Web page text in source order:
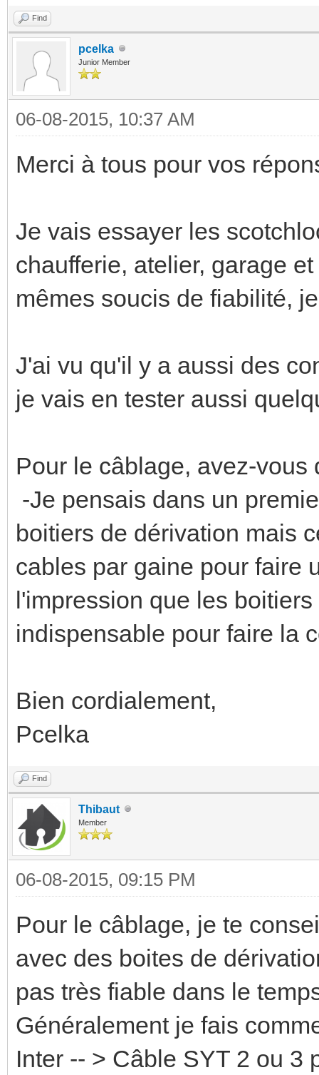
Find
pcelka
Junior Member
06-08-2015, 10:37 AM
Merci à tous pour vos
Je vais essayer les
chaufferie, atelier, garage
mêmes soucis de fiabilité,
J'ai vu qu'il y a aussi des
je vais en tester aussi
Pour le câblage, avez-vous
-Je pensais dans un
boitiers de dérivation mais
cables par gaine pour faire
l'impression que les
indispensable pour faire la
Bien cordialement,
Pcelka
Find
Thibaut
Member
06-08-2015, 09:15 PM
Pour le câblage, je te
avec des boites de
pas très fiable dans le
Généralement je fais
Inter -- > Câble SYT 2 ou 3